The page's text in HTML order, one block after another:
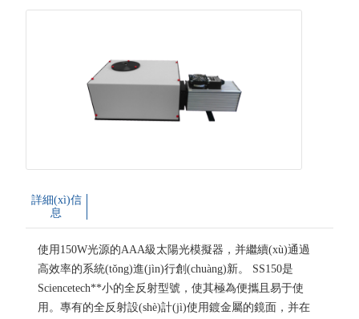
詳細(xì)信
息
使用150W光源的AAA級太陽光模擬器，并繼續(xù)通過
高效率的系統(tǒng)進(jìn)行創(chuàng)新。 SS150是
Sciencetech**小的全反射型號，使其極為便攜且易于使
用。專有的全反射設(shè)計(jì)使用鍍金屬的鏡面，并在